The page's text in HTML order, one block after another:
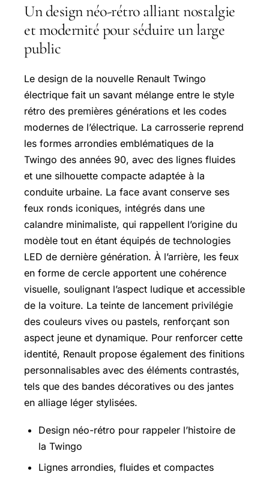
Un design néo-rétro alliant nostalgie
et modernité pour séduire un large
public
Le design de la nouvelle Renault Twingo
électrique fait un savant mélange entre le style
rétro des premières générations et les codes
modernes de l’électrique. La carrosserie reprend
les formes arrondies emblématiques de la
Twingo des années 90, avec des lignes fluides
et une silhouette compacte adaptée à la
conduite urbaine. La face avant conserve ses
feux ronds iconiques, intégrés dans une
calandre minimaliste, qui rappellent l’origine du
modèle tout en étant équipés de technologies
LED de dernière génération. À l’arrière, les feux
en forme de cercle apportent une cohérence
visuelle, soulignant l’aspect ludique et accessible
de la voiture. La teinte de lancement privilégie
des couleurs vives ou pastels, renforçant son
aspect jeune et dynamique. Pour renforcer cette
identité, Renault propose également des finitions
personnalisables avec des éléments contrastés,
tels que des bandes décoratives ou des jantes
en alliage léger stylisées.
Design néo-rétro pour rappeler l’histoire de
la Twingo
Lignes arrondies, fluides et compactes